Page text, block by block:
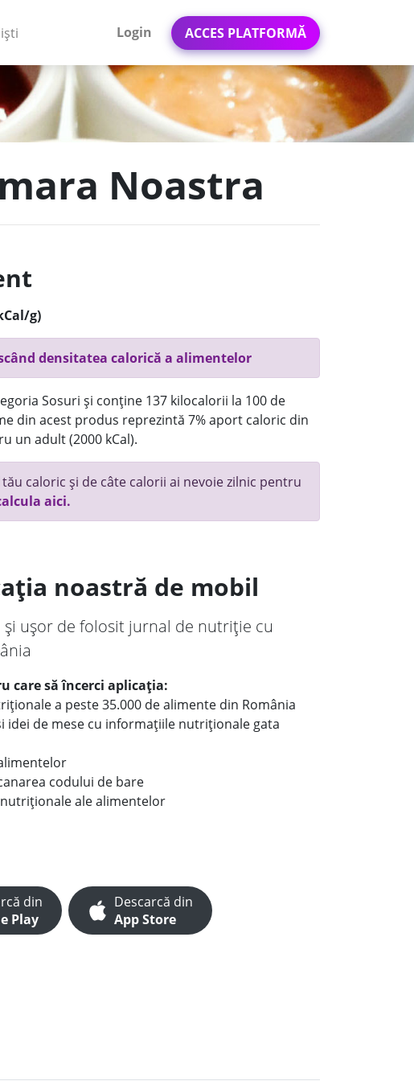
Login ACCES PLATFORMĂ
Noastra
g)
densitatea calorică a alimentelor
Sosuri și conține 137 kilocalorii la 100 de
din acest produs reprezintă 7% aport caloric din
un adult (2000 kCal).
caloric și de câte calorii ai nevoie zilnic pentru
aici.
noastră de mobil
și ușor de folosit jurnal de nutriție cu
care să încerci aplicația:
a peste 35.000 de alimente din România
idei de mese cu informațiile nutriționale gata
codului de bare
ale alimentelor
din
Play
Descarcă din
App Store